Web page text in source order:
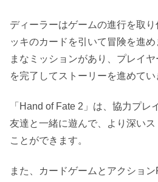
ディーラーはゲームの進行を取
ッキのカードを引いて冒険を進
まなミッションがあり、プレイ
を完了してストーリーを進めてい
「Hand of Fate 2」は、協力プレ
友達と一緒に遊んで、より深い
ことができます。
また、カードゲームとアクショ